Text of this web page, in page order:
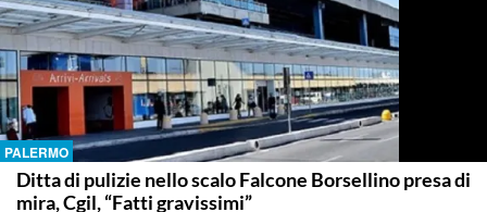
PALERMO
Ditta di pulizie nello scalo Falcone Borsellino presa di
mira, Cgil, “Fatti gravissimi”